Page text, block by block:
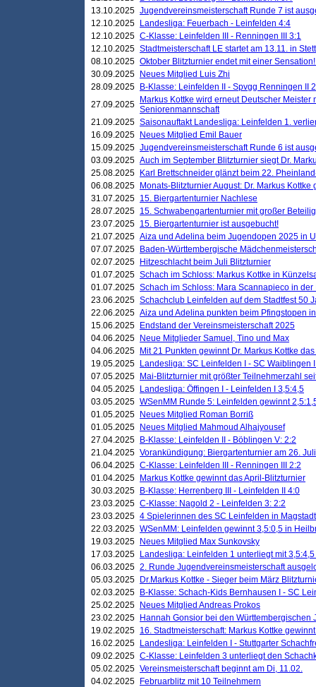
13.10.2025 Jugendvereinsmeisterschaft Runde 7 ist
12.10.2025
Landesliga: Feuerbach - Leinfelden 4:4
12.10.2025 C-Klasse: Leinfelden III - Renningen III 3:1
12.10.2025 Stadtmeisterschaft LE startet am 13.11. in
08.10.2025 Oktober Blitzturnier endet mit einer
30.09.2025
Neues Mitglied Luis Zhi
28.09.2025
B-Klasse: Leinfelden II - Spvgg Renningen II
27.09.2025
Markus Kottke wird erneut Deutscher Meister
Seniorenmannschaft
21.09.2025 Saisonauftakt Landesliga: Leinfelden 1.
16.09.2025
Neues Mitglied Emil Bauer
15.09.2025 Jugendvereinsmeisterschaft Runde 6 ist
03.09.2025 Auch im September Blitzturnier siegt Dr.
25.08.2025
Karl Brettschneider glänzt beim 22.
06.08.2025
Monats-Blitzturnier August: Dr. Markus Kottke
31.07.2025 15. Biergartenturnier Nachlese
28.07.2025 15. Schwabengartenturnier mit großer
23.07.2025 15. Biergartenturnier ist ausgebucht!
21.07.2025 Aiza und Adelina beim Jugendopen 2025 in
07.07.2025
Baden-Württembergische
02.07.2025
Hitzeschlacht beim Juli Blitzturnier
01.07.2025 Schach im Schloss: Markus Kottke in
01.07.2025 Schach im Schloss: Mara Scannapieco in der
23.06.2025 Schachclub Leinfelden auf dem Stadtfest 50
22.06.2025 Aiza und Adelina punkten beim Pfingstopen
15.06.2025
Endstand der Vereinsmeisterschaft 2025
04.06.2025
Neue Mitglieder Samuel, Tino und Max
04.06.2025
Mit 21 Punkten gewinnt Dr. Markus Kottke
19.05.2025
Landesliga: SC Leinfelden I - SC Waiblingen
07.05.2025
Mai-Blitzturnier mit größter Teilnehmerzahl
04.05.2025
Landesliga: Öffingen I - Leinfelden I 3,5:4,5
03.05.2025 WSenMM Runde 5: Leinfelden gewinnt
01.05.2025
Neues Mitglied Roman Borriß
01.05.2025
Neues Mitglied Mahmoud Alhajyousef
27.04.2025
B-Klasse: Leinfelden II - Böblingen V: 2:2
21.04.2025 Vorankündigung: Biergartenturnier am 26. Juli
06.04.2025 C-Klasse: Leinfelden III - Renningen III 2:2
01.04.2025
Markus Kottke gewinnt das April-Blitzturnier
30.03.2025
B-Klasse: Herrenberg III - Leinfelden II 4:0
23.03.2025 C-Klasse: Nagold 2 - Leinfelden 3: 2:2
23.03.2025 4 Spielerinnen des SC Leinfelden in Magstadt
22.03.2025 WSenMM: Leinfelden gewinnt 3,5:0,5 in
19.03.2025
Neues Mitglied Max Sunkovsky
17.03.2025
Landesliga: Leinfelden 1 unterliegt mit
06.03.2025 2. Runde Jugendvereinsmeisterschaft
05.03.2025
Dr.Markus Kottke - Sieger beim März
02.03.2025
B-Klasse: Schach-Kids Bernhausen I - SC
25.02.2025
Neues Mitglied Andreas Prokos
23.02.2025
Hannah Gonsior bei den Württembergischen
19.02.2025 16. Stadtmeisterschaft: Markus Kottke
16.02.2025
Landesliga: Leinfelden I - Stuttgarter
09.02.2025 C-Klasse: Leinfelden 3 unterliegt den
05.02.2025 Vereinsmeisterschaft beginnt am Di, 11.02.
04.02.2025
Februarblitz mit 10 Teilnehmern